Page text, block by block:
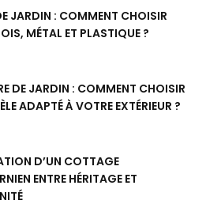
JARDIN : COMMENT CHOISIR
MÉTAL ET PLASTIQUE ?
DE JARDIN : COMMENT CHOISIR
ADAPTÉ À VOTRE EXTÉRIEUR ?
D’UN COTTAGE
ENTRE HÉRITAGE ET